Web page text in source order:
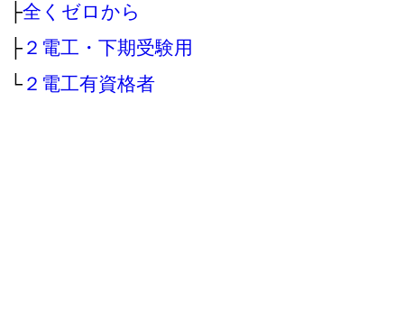
├全くゼロから
├ ２電工・下期受験用
└ ２電工有資格者